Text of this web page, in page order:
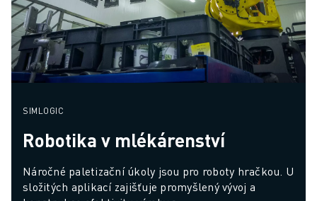
SIMLOGIC
Robotika v mlékárenství
Náročné paletizační úkoly jsou pro roboty hračkou. U
složitých aplikací zajišťuje promyšlený vývoj a